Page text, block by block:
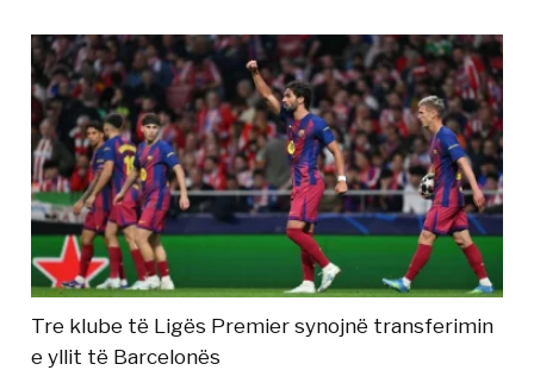
Tre klube të Ligës Premier synojnë transferimin
e yllit të Barcelonës